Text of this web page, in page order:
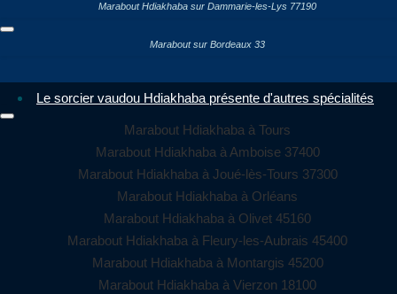
Marabout Hdiakhaba sur Dammarie-les-Lys 77190
Marabout sur Bordeaux 33
Le sorcier vaudou Hdiakhaba présente d'autres spécialités
Marabout Hdiakhaba à Tours
Marabout Hdiakhaba à Amboise 37400
Marabout Hdiakhaba à Joué-lès-Tours 37300
Marabout Hdiakhaba à Orléans
Marabout Hdiakhaba à Olivet 45160
Marabout Hdiakhaba à Fleury-les-Aubrais 45400
Marabout Hdiakhaba à Montargis 45200
Marabout Hdiakhaba à Vierzon 18100